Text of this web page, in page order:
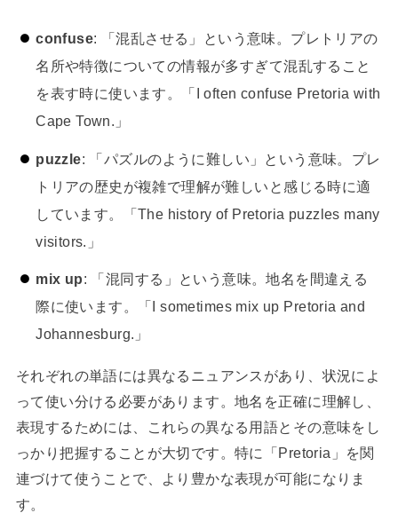
confuse: 「混乱させる」という意味。プレトリアの
名所や特徴についての情報が多すぎて混乱すること
を表す時に使います。「I often confuse Pretoria with
Cape Town.」
puzzle: 「パズルのように難しい」という意味。プレ
トリアの歴史が複雑で理解が難しいと感じる時に適
しています。「The history of Pretoria puzzles many
visitors.」
mix up: 「混同する」という意味。地名を間違える
際に使います。「I sometimes mix up Pretoria and
Johannesburg.」
それぞれの単語には異なるニュアンスがあり、状況によ
って使い分ける必要があります。地名を正確に理解し、
表現するためには、これらの異なる用語とその意味をし
っかり把握することが大切です。特に「Pretoria」を関
連づけて使うことで、より豊かな表現が可能になりま
す。